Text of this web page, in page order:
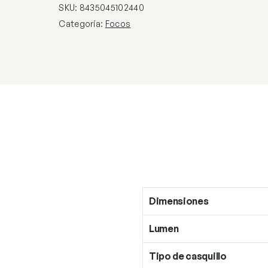
50W
GU-
SKU: 8435045102440
Categoría: Focos
Dimensiones
Lumen
Tipo de casquillo